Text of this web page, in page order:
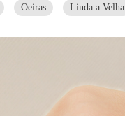
Oeiras Linda a Velha